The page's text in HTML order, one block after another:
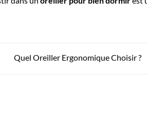
Quel Oreiller Ergonomique Choisir ?